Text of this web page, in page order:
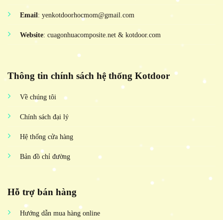
Email: yenkotdoorhocmom@gmail.com
Website: cuagonhuacomposite.net & kotdoor.com
Thông tin chính sách hệ thống Kotdoor
Về chúng tôi
Chính sách đại lý
Hệ thống cửa hàng
Bản đồ chỉ đường
Hỗ trợ bán hàng
Hướng dẫn mua hàng online